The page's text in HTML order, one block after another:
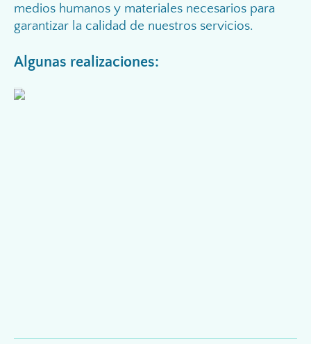
medios humanos y materiales necesarios para
garantizar la calidad de nuestros servicios.
Algunas realizaciones: